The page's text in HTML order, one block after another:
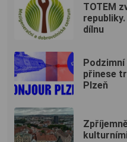
TOTEM
dílnu
přinese
Plzeň